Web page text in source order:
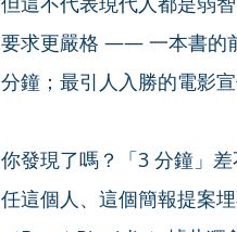
要求更嚴格 —— 一本書的
分鐘；最引人入勝的電影
你發現了嗎？「3 分鐘」
任這個人、這個簡報提案